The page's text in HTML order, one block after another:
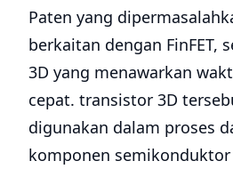
Paten yang
berkaitan dengan FinFET,
3D yang menawarkan
cepat. transistor 3D
digunakan dalam proses
komponen semikonduktor